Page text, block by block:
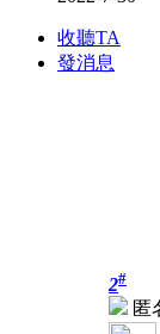
收聽TA
發消息
2#
匿